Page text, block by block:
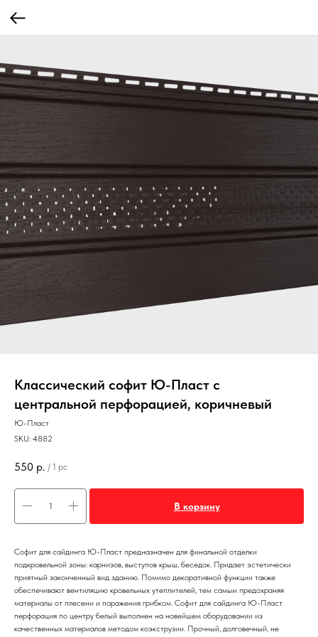
Классический софит Ю-Пласт с
центральной перфорацией, коричневый
Ю-Пласт
SKU: 4882
550 р. / 1 pc
В корзину
Софит для сайдинга Ю-Пласт предназначен для финальной отделки
подкровельной зоны: карнизов, выступов крыш, беседок. Придает эстетически
приятный законченный вид зданию. Помимо декоративной функции также
обеспечивают вентиляцию кровельных утеплителей, тем самым предохраняя
материалы от плесени и поражения грибком. Софит для сайдинга Ю-Пласт
перфорация по центру белый выполнен на новейшем оборудовании из
качественных материалов методом коэкструзии. Прочный, долговечный, не